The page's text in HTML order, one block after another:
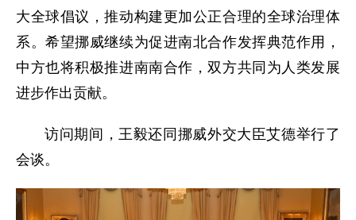
大全球倡议，推动构建更加公正合理的全球治理体
系。希望挪威继续为促进南北合作发挥典范作用，
中方也将积极推进南南合作，双方共同为人类发展
进步作出贡献。
访问期间，王毅还同挪威外交大臣艾德举行了
会谈。